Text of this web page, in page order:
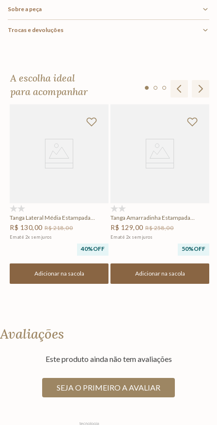
Sobre a peça
Trocas e devoluções
A escolha ideal
para acompanhar
Tanga Lateral Média Estampada
Montoya
R$ 130,00 R$218,00
Em até 2x sem juros
40%OFF
Adicionar na sacola
Tanga Amarradinha Estampada
Montoya
R$ 129,00 R$258,00
Em até 2x sem juros
50%OFF
Adicionar na sacola
Avaliações
Este produto ainda não tem avaliações
SEJA O PRIMEIRO A AVALIAR